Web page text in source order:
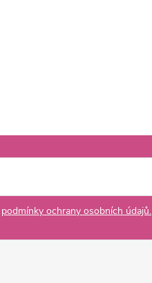
podmínky ochrany osobních údajů.